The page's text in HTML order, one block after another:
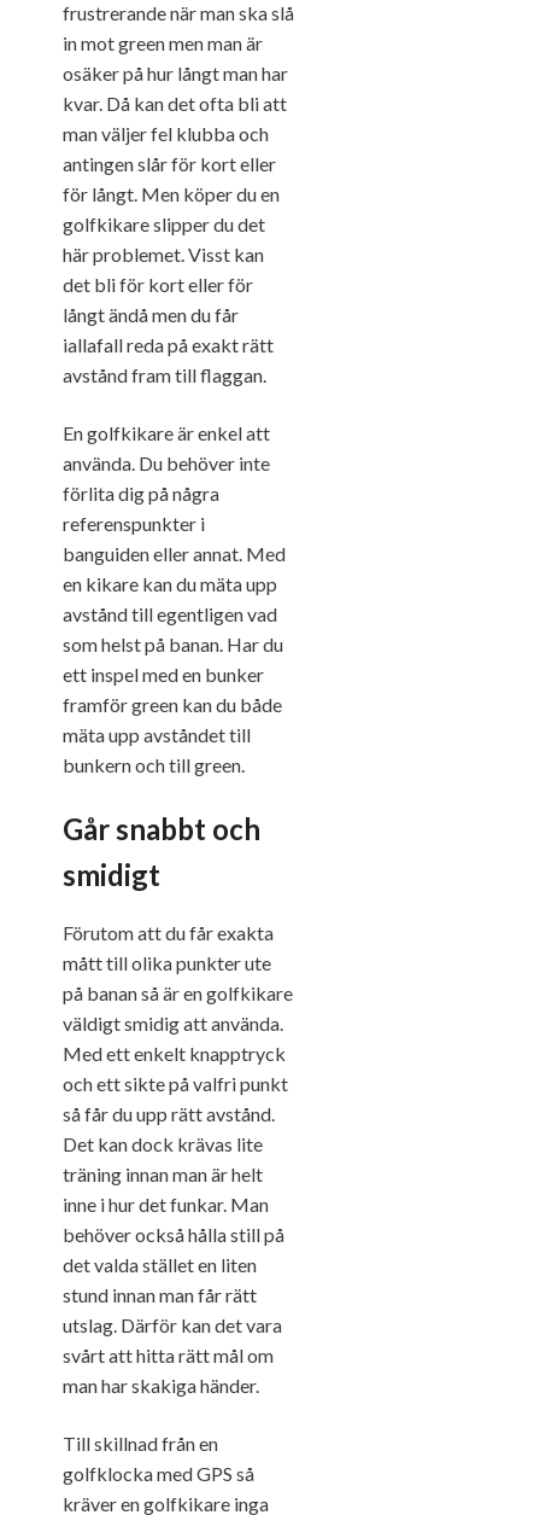
frustrerande när man ska slå
in mot green men man är
osäker på hur långt man har
kvar. Då kan det ofta bli att
man väljer fel klubba och
antingen slår för kort eller
för långt. Men köper du en
golfkikare slipper du det
här problemet. Visst kan
det bli för kort eller för
långt ändå men du får
iallafall reda på exakt rätt
avstånd fram till flaggan.
En golfkikare är enkel att
använda. Du behöver inte
förlita dig på några
referenspunkter i
banguiden eller annat. Med
en kikare kan du mäta upp
avstånd till egentligen vad
som helst på banan. Har du
ett inspel med en bunker
framför green kan du både
mäta upp avståndet till
bunkern och till green.
Går snabbt och
smidigt
Förutom att du får exakta
mått till olika punkter ute
på banan så är en golfkikare
väldigt smidig att använda.
Med ett enkelt knapptryck
och ett sikte på valfri punkt
så får du upp rätt avstånd.
Det kan dock krävas lite
träning innan man är helt
inne i hur det funkar. Man
behöver också hålla still på
det valda stället en liten
stund innan man får rätt
utslag. Därför kan det vara
svårt att hitta rätt mål om
man har skakiga händer.
Till skillnad från en
golfklocka med GPS så
kräver en golfkikare inga